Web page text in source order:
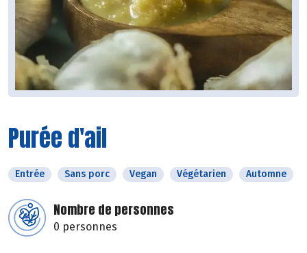
Purée d'ail
Entrée Sans porc Vegan Végétarien Automne
Nombre de personnes
0 personnes